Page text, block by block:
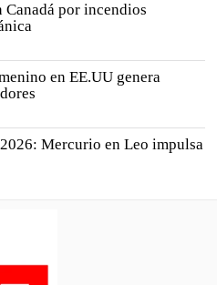
Canadá por incendios
en EE.UU genera
Mercurio en Leo impulsa